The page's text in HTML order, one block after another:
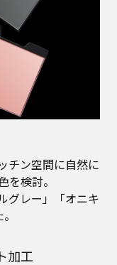
チン空間に自然に
検討。
グレー」「オニキ
加工